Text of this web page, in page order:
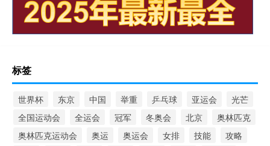
标签
世界杯 东京 中国 举重 乒乓球 亚运会
光芒
全国运动会
全运会 冠军 冬奥会 北京
奥林匹克
奥林匹克运动会
奥运 奥运会 女排 技能
攻略